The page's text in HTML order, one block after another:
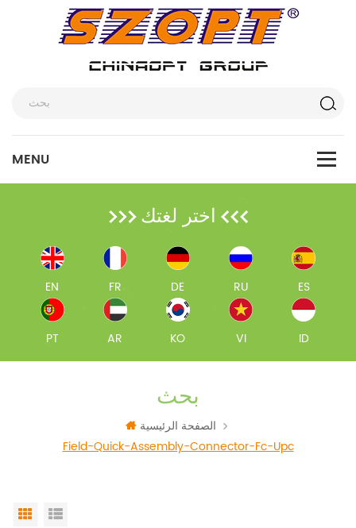
اختر لغتك
EN FR DE RU ES
PT AR KO VI ID
بحث
الصفحة الرئيسية
Field-Quick-Assembly-Connector-Fc-Upc
Grid View